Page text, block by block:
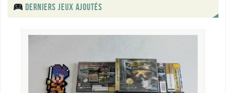
DERNIERS JEUX AJOUTÉS